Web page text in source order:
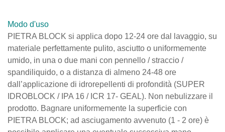
Modo d'uso
PIETRA BLOCK si applica dopo 12-24 ore dal lavaggio, su
materiale perfettamente pulito, asciutto o uniformemente
umido, in una o due mani con pennello / straccio /
spandiliquido, o a distanza di almeno 24-48 ore
dall’applicazione di idrorepellenti di profondità (SUPER
IDROBLOCK / IPA 16 / ICR 17- GEAL). Non nebulizzare il
prodotto. Bagnare uniformemente la superficie con
PIETRA BLOCK; ad asciugamento avvenuto (1 - 2 ore) è